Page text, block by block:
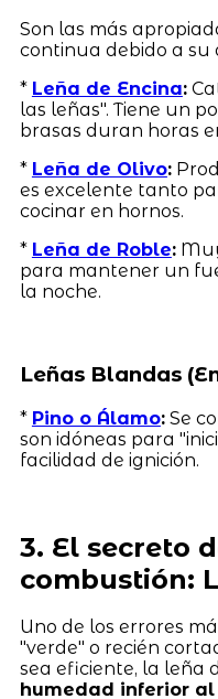
Son las más
continua debido a su
* Leña de Encina:
las leñas". Tiene un
brasas duran horas
* Leña de Olivo:
es excelente tanto
cocinar en hornos.
* Leña de Roble:
para mantener un
la noche.
Leñas Blandas
* Pino o Álamo:Se
son idóneas para
facilidad de ignición.
3. El secreto
combustión:
Uno de los errores
"verde" o recién
sea eficiente, la leña
humedad inferior al